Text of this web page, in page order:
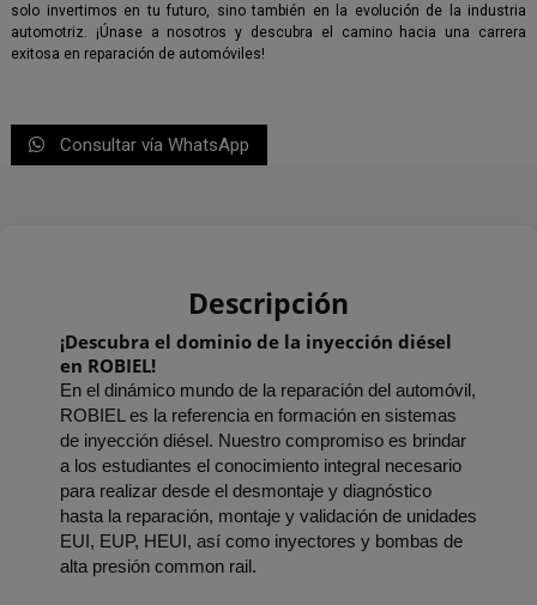
solo invertimos en tu futuro, sino también en la evolución de la industria
automotriz. ¡Únase a nosotros y descubra el camino hacia una carrera
exitosa en reparación de automóviles!
Consultar vía WhatsApp
Descripción
¡Descubra el dominio de la inyección diésel
en ROBIEL!
En el dinámico mundo de la reparación del automóvil,
ROBIEL es la referencia en formación en sistemas
de inyección diésel. Nuestro compromiso es brindar
a los estudiantes el conocimiento integral necesario
para realizar desde el desmontaje y diagnóstico
hasta la reparación, montaje y validación de unidades
EUI, EUP, HEUI, así como inyectores y bombas de
alta presión common rail.